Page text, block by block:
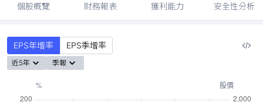
個股概覽 財務報表 獲利能力 安全性分析
EPS年增率 EPS季增率
近5年 季報